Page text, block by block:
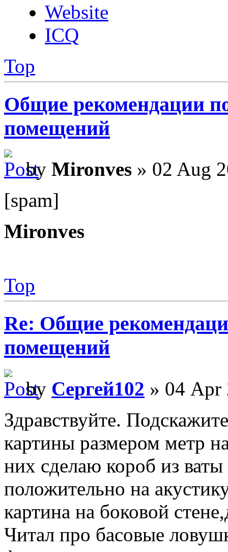
Website
ICQ
Top
Общие рекомендации
помещений
by Mironves » 02 Aug
[spam]
Mironves
Top
Re: Общие
помещений
by Сергей102 » 04 Apr
Здравствуйте.
картины размером метр
них сделаю короб из ваты
положительно на
картина на боковой
Читал про басовые